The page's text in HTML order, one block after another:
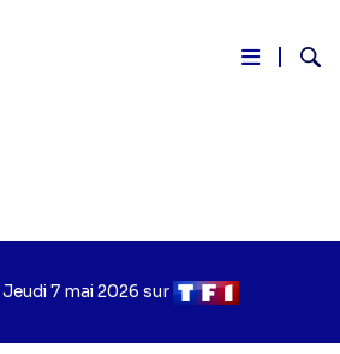
Jour
diffusion
Jeudi 7 mai 2026 sur Chaîne
diffusion